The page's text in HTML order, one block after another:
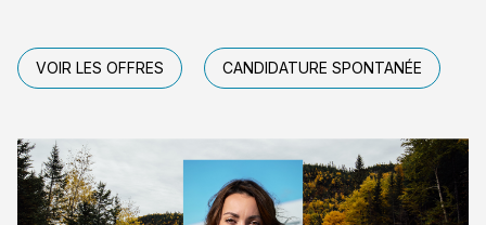
VOIR LES OFFRES CANDIDATURE SPONTANÉE